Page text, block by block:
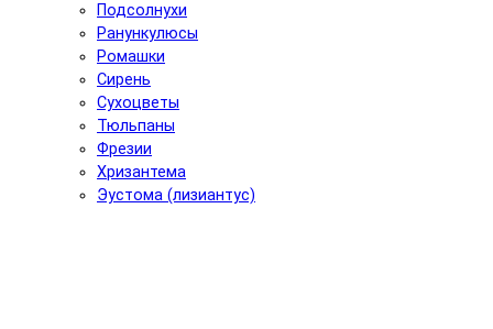
Подсолнухи
Ранункулюсы
Ромашки
Сирень
Сухоцветы
Тюльпаны
Фрезии
Хризантема
Эустома (лизиантус)